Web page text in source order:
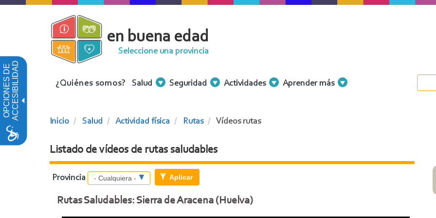
OPCIONES DEACCESIBILIDAD
Pasar
en buena edad
Seleccione una provincia
Menu
¿Quiénes somos? Salud Seguridad Actividades Aprender más
Inicio Salud Actividad física Rutas Vídeos rutas
Listado de vídeos de rutas saludables
Provincia Aplicar
Rutas Saludables: Sierra de Aracena (Huelva)